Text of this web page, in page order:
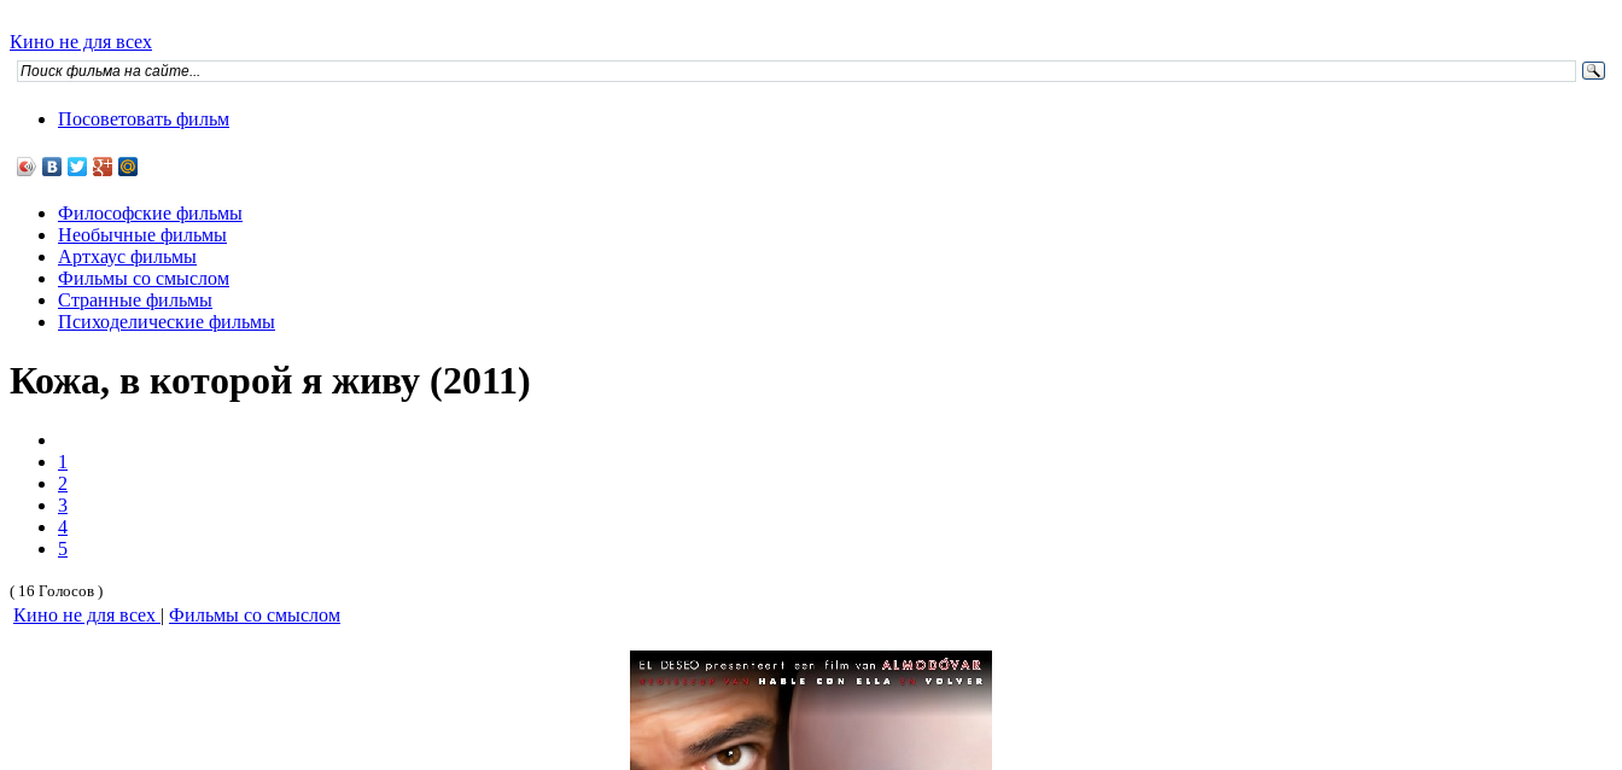
Кино не для всех
Посоветовать фильм
Философские фильмы
Необычные фильмы
Артхаус фильмы
Фильмы со смыслом
Странные фильмы
Психоделические фильмы
Кожа, в которой я живу (2011)
1
2
3
4
5
( 16 Голосов )
Кино не для всех | Фильмы со смыслом